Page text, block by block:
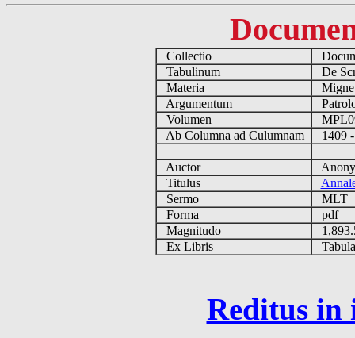
Collectio
Tabulinum
De
Materia
Argumentum
Volumen
Ab Columna ad Culumnam
1409
Auctor
Titulus
Sermo
MLT
Forma
pdf
Magnitudo
Ex Libris
Reditus in